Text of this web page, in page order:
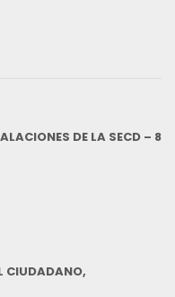
DE LA SECD – 8
CIUDADANO,